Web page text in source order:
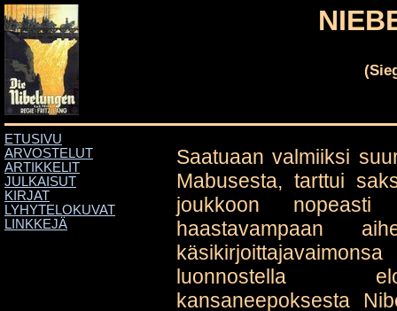
ETUSIVU
ARVOSTELUT
ARTIKKELIT
JULKAISUT
KIRJAT
LYHYTELOKUVAT
LINKKEJÄ
Saatuaan valmiiksi
Mabusesta, tarttui
joukkoon
haastavampaan
luonnostella
kansaneepoksesta